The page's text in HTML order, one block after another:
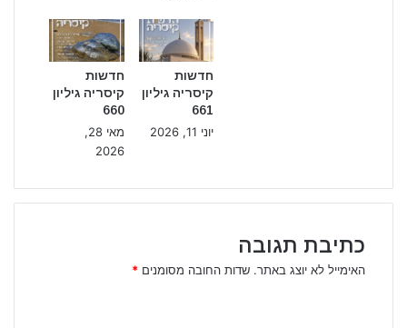
חדשות
קיסריה גיליון
661
יוני 11, 2026
חדשות
קיסריה גיליון
660
מאי 28,
2026
כתיבת תגובה
האימייל לא יוצג באתר. שדות החובה מסומנים *